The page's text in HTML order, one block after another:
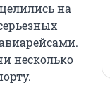
на
несколько